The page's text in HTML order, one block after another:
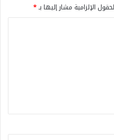
الإلزامية مشار إليها بـ*